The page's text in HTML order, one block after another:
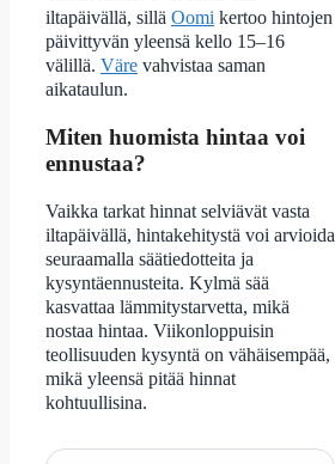
iltapäivällä, sillä Oomi kertoo hintojen
päivittyvän yleensä kello 15–16
välillä. Väre vahvistaa saman
aikataulun.
Miten huomista hintaa voi
ennustaa?
Vaikka tarkat hinnat selviävät vasta
iltapäivällä, hintakehitystä voi arvioida
seuraamalla säätiedotteita ja
kysyntäennusteita. Kylmä sää
kasvattaa lämmitystarvetta, mikä
nostaa hintaa. Viikonloppuisin
teollisuuden kysyntä on vähäisempää,
mikä yleensä pitää hinnat
kohtuullisina.